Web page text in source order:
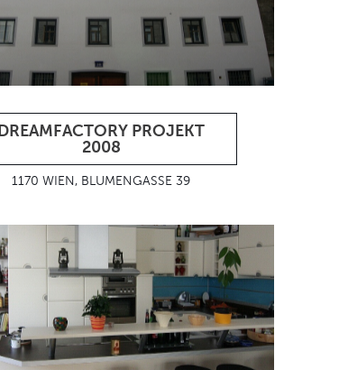
DREAMFACTORY PROJEKT
2008
1170 WIEN, BLUMENGASSE 39